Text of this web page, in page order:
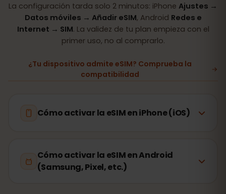
La configuración tarda solo 2 minutos: iPhone Ajustes →
Datos móviles → Añadir eSIM, Android Redes e
Internet → SIM. La validez de tu plan empieza con el
primer uso, no al comprarlo.
¿Tu dispositivo admite eSIM? Comprueba la
compatibilidad
Cómo activar la eSIM en iPhone (iOS)
Cómo activar la eSIM en Android
(Samsung, Pixel, etc.)